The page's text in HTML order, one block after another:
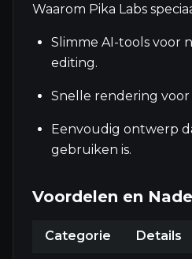
Waarom Pika Labs
Slimme AI-tools voor
editing.
Snelle rendering
Eenvoudig ontwerp
gebruiken is.
Voordelen en
Categorie Details